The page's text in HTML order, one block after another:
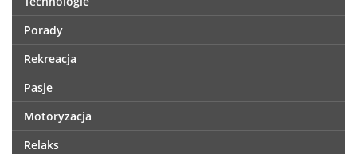
Porady
Rekreacja
Pasje
Motoryzacja
Relaks